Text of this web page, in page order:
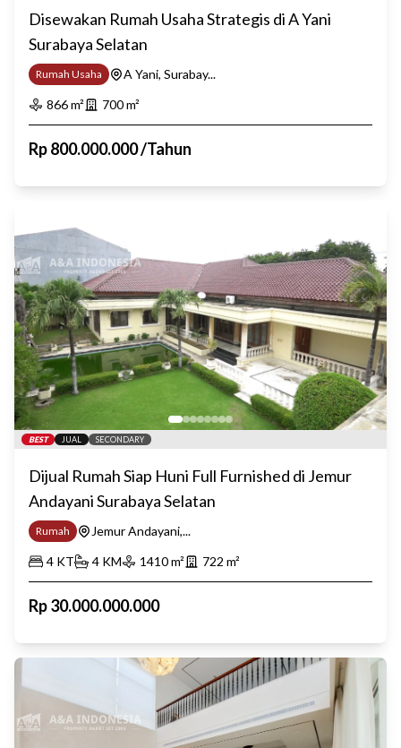
Disewakan Rumah Usaha Strategis di A Yani
Surabaya Selatan
Rumah Usaha
A Yani, Surabay...
866m² 700m²
Rp800.000.000/Tahun
BEST JUAL SECONDARY
Dijual Rumah Siap Huni Full Furnished di Jemur
Andayani Surabaya Selatan
Rumah
Jemur Andayani,...
4 KT 4 KM 1410m² 722 m²
Rp30.000.000.000